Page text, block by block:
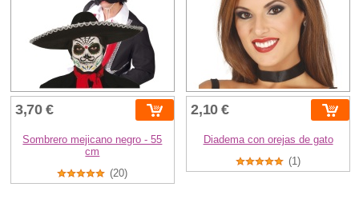
3,70 €
Sombrero mejicano negro - 55
cm
(20)
2,10 €
Diadema con orejas de gato
(1)